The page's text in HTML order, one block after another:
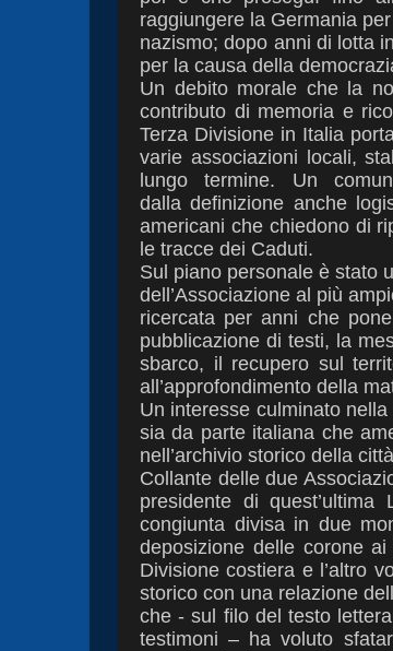
raggiungere la Germania
nazismo; dopo anni di lotta
per la causa della
Un debito morale che la
contributo di memoria e
Terza Divisione in Italia
varie associazioni locali,
lungo termine. Un
dalladefinizione anche
americani che chiedono di
le tracce dei Caduti.
Sul piano personale è stato
dell’Associazione al più
ricercata per anni che
pubblicazione di testi, la
sbarco, il recupero sul
all’approfondimento della
Un interesse culminato
sia da parte italiana che
nell’archivio storico della
Collante delle due
presidente di
congiunta divisa in due
deposizione delle corone
Divisione costiera e l’altro
storico con una relazione
che - sul filo del testo
testimoni – ha voluto